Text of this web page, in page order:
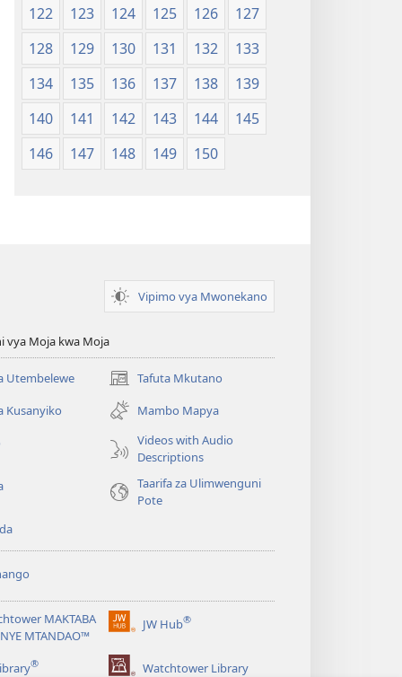
122
123 124 125 126
127
128
129 130 131 132
133
134
135 136 137 138
139
140
141 142 143 144
145
146
147 148 149 150
Vipimo vya Mwonekano
vya Moja kwa Moja
Utembelewe Tafuta Mkutano
(opens
new
window)
Kusanyiko
Mambo Mapya
Videos with Audio
Descriptions
Taarifa za Ulimwenguni
Pote
MAKTABA
MTANDAO™
JW Hub®
(opens
window)
® Watchtower Library